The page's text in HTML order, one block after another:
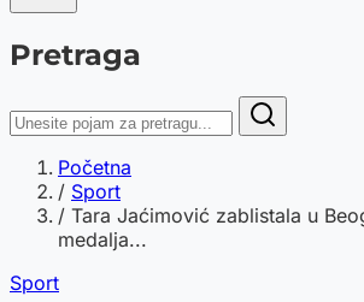
Pretraga
Početna
/ Sport
/ Tara Jaćimović zablistala u
medalja...
Sport